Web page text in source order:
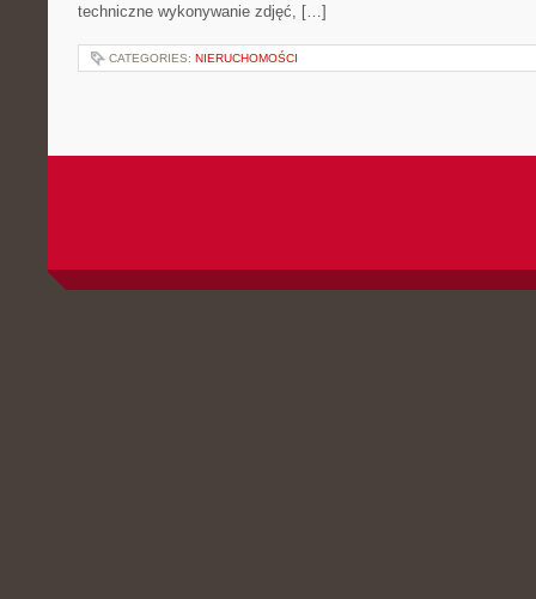
techniczne wykonywanie zdjęć, […]
CATEGORIES: NIERUCHOMOŚCI